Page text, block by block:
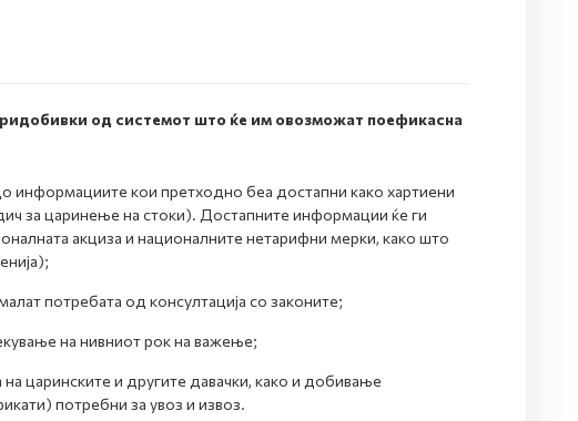
од системот што ќе им овозможат поефикасна
информациите кои претходно беа достапни како хартиени
за царинење на стоки). Достапните информации ќе ги
акциза и националните нетарифни мерки, како што
потребата од консултација со законите;
на нивниот рок на важење;
царинските и другите давачки, како и добивање
потребни за увоз и извоз.